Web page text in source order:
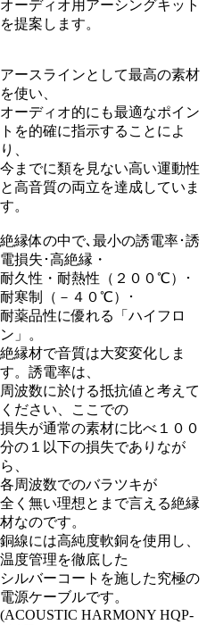
オーディオ用アーシングキット
を提案します。
アースラインとして最高の素材
を使い、
オーディオ的にも最適なポイン
トを的確に指示することによ
り、
今までに類を見ない高い運動性
と高音質の両立を達成していま
す。
絶縁体の中で､最小の誘電率･誘
電損失･高絶縁・
耐久性・耐熱性（２００℃）･
耐寒制（－４０℃）･
耐薬品性に優れる「ハイフロ
ン」。
絶縁材で音質は大変変化しま
す。誘電率は、
周波数に於ける抵抗値と考えて
ください、ここでの
損失が通常の素材に比べ１００
分の１以下の損失でありなが
ら、
各周波数でのバラツキが
全く無い理想とまで言える絶縁
材なのです。
銅線には高純度軟銅を使用し、
温度管理を徹底した
シルバーコートを施した究極の
電源ケーブルです。
(ACOUSTIC HARMONY HQP-